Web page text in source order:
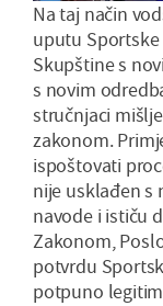
Na taj način
uputu Sportske
Skupštine s
s novim
stručnjaci
zakonom.
ispoštovati
nije usklađen s
navode i ističu
Zakonom,
potvrdu
potpuno